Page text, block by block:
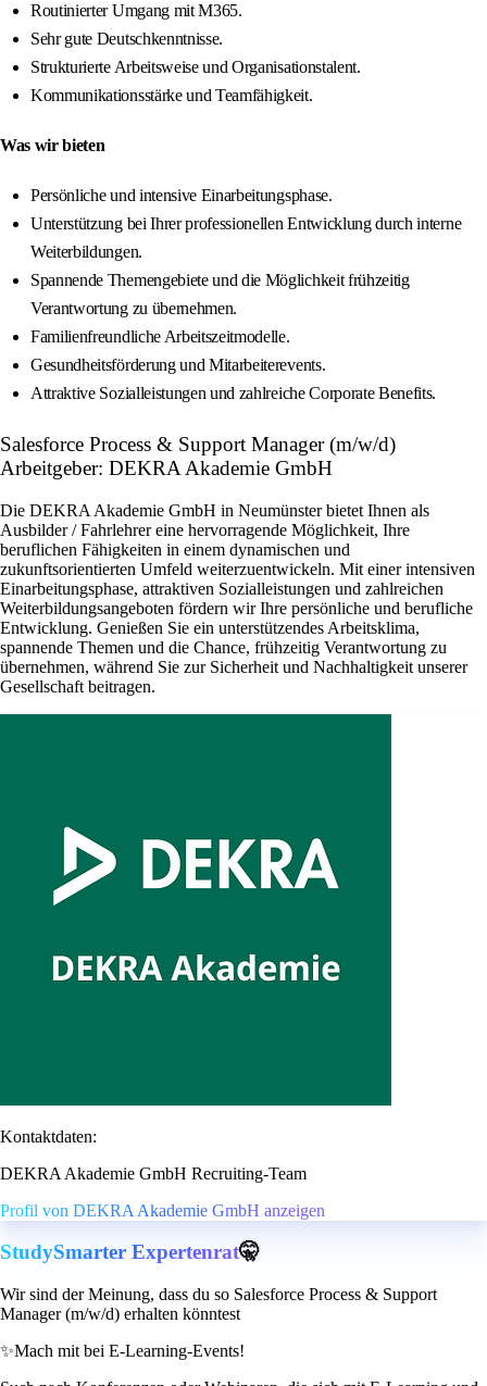
Routinierter Umgang mit M365.
Sehr gute Deutschkenntnisse.
Strukturierte Arbeitsweise und Organisationstalent.
Kommunikationsstärke und Teamfähigkeit.
Was wir bieten
Persönliche und intensive Einarbeitungsphase.
Unterstützung bei Ihrer professionellen Entwicklung durch interne
Weiterbildungen.
Spannende Themengebiete und die Möglichkeit frühzeitig
Verantwortung zu übernehmen.
Familienfreundliche Arbeitszeitmodelle.
Gesundheitsförderung und Mitarbeiterevents.
Attraktive Sozialleistungen und zahlreiche Corporate Benefits.
Salesforce Process & Support Manager (m/w/d)
Arbeitgeber: DEKRA Akademie GmbH
Die DEKRA Akademie GmbH in Neumünster bietet Ihnen als
Ausbilder / Fahrlehrer eine hervorragende Möglichkeit, Ihre
beruflichen Fähigkeiten in einem dynamischen und
zukunftsorientierten Umfeld weiterzuentwickeln. Mit einer intensiven
Einarbeitungsphase, attraktiven Sozialleistungen und zahlreichen
Weiterbildungsangeboten fördern wir Ihre persönliche und berufliche
Entwicklung. Genießen Sie ein unterstützendes Arbeitsklima,
spannende Themen und die Chance, frühzeitig Verantwortung zu
übernehmen, während Sie zur Sicherheit und Nachhaltigkeit unserer
Gesellschaft beitragen.
Kontaktdaten:
DEKRA Akademie GmbH Recruiting-Team
Profil von DEKRA Akademie GmbH anzeigen
StudySmarter Expertenrat🤫
Wir sind der Meinung, dass du so Salesforce Process & Support
Manager (m/w/d) erhalten könntest
✨Mach mit bei E-Learning-Events!